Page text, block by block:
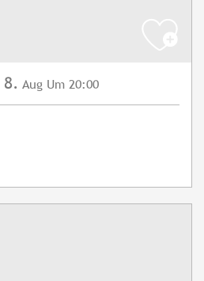
8. Aug Um 20:00